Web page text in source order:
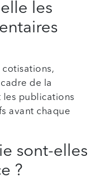
les
cotisations,
de la
les publications
avant chaque
sont-elles
?